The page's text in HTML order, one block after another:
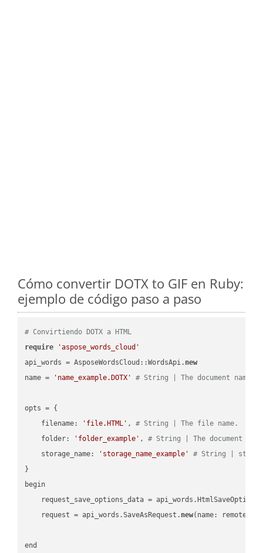
Cómo convertir DOTX to GIF en Ruby:
ejemplo de código paso a paso
# Convirtiendo DOTX a HTML
require
'aspose_words_cloud'
api_words = AsposeWordsCloud::WordsApi. new
name =
'name_example.DOTX' # String | The document name.
opts = {
    filename:
'file.HTML' , # String | The file name.
    folder:
'folder_example' , # String | The document
    storage_name:
'storage_name_example'
# String |
}
begin
request_save_options_data =
    request = api_words.SaveAsRequest.
new(name:
end